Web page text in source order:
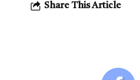
Share This Article